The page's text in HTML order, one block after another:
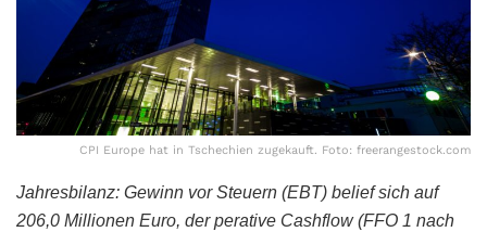
CPI Europe hat in Tschechien zugekauft. Foto: freerangestock.com
Jahresbilanz: Gewinn vor Steuern (EBT) belief sich auf
206,0 Millionen Euro, der perative Cashflow (FFO 1 nach